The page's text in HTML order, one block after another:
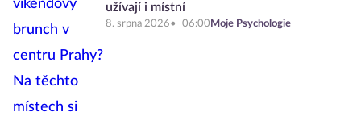
užívají i místní
8. srpna 2026 06:00 Moje Psychologie